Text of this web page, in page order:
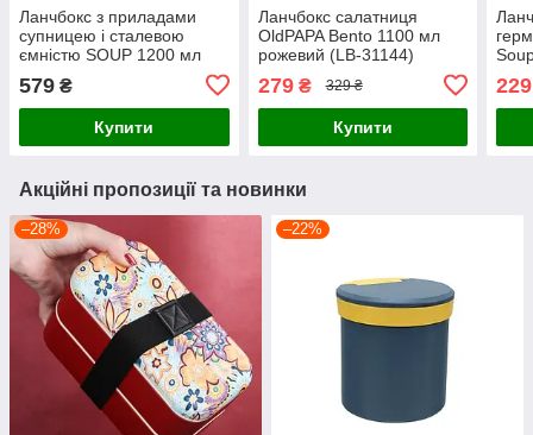
Ланчбокс з приладами
супницею і сталевою
ємністю SOUP 1200 мл
579 ₴
Купити
Ланчбокс салатниця
OldPAPA Bento 1100 мл
рожевий (LB-31144)
279₴ 329 ₴
Купити
229
Акційні пропозиції та новинки
–28% –22%